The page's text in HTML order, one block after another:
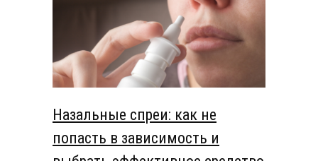
Назальные спреи: как не
попасть в зависимость и